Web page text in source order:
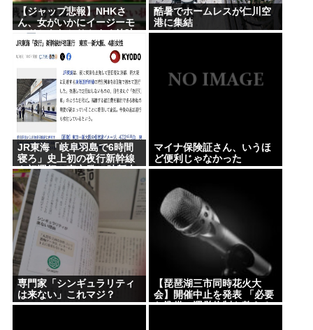
【ジャップ悲報】NHKさ
ん、女がいかにイージーモ
ードかをわかりやすく放映
してしまうwww
酷暑でホームレスが仁川空
港に集結
JR東海「岐阜羽島で6時間
寝ろ」史上初の夜行新幹線
を初運行 東京発22時新大
阪着翌7時
マイナ保険証さん、いうほ
ど便利じゃなかった
専門家「シンギュラリティ
は来ない」これマジ？
【琵琶湖三市同時花火大
会】開催中止を発表 「必要
な準備・運営体制を整える